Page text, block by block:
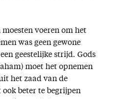
voeren om het
was geen gewone
geestelijke strijd. Gods
moet het opnemen
het zaad van de
beter te begrijpen